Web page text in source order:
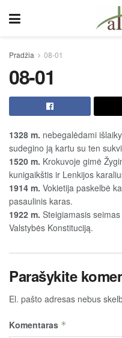
Pradžia 08-01
08-01
1328 m. nebegalėdami
sudegino ją kartu su ten
1520 m. Krokuvoje gimė
kunigaikštis ir Lenkijos
1914 m. Vokietija paskelbė
pasaulinis karas.
1922 m. Steigiamasis
Valstybės Konstituciją.
Parašykite
El. pašto adresas nebus
Komentaras *